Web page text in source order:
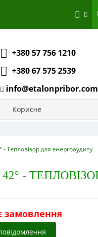
+380 57 756 1210
+380 67 575 2539
Корисне
- Тепловізор для енергоаудиту
42° -
замовлення